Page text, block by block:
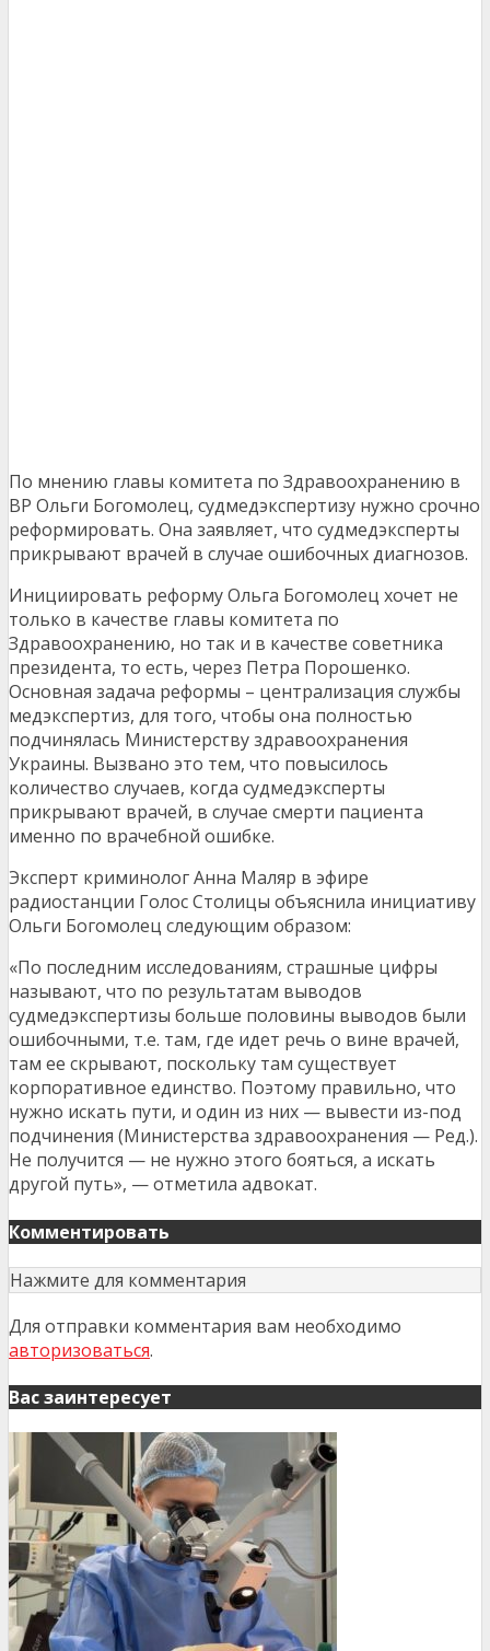
По мнению главы комитета по Здравоохранению в
ВР Ольги Богомолец, судмедэкспертизу нужно срочно
реформировать. Она заявляет, что судмедэксперты
прикрывают врачей в случае ошибочных диагнозов.
Инициировать реформу Ольга Богомолец хочет не
только в качестве главы комитета по
Здравоохранению, но так и в качестве советника
президента, то есть, через Петра Порошенко.
Основная задача реформы – централизация службы
медэкспертиз, для того, чтобы она полностью
подчинялась Министерству здравоохранения
Украины. Вызвано это тем, что повысилось
количество случаев, когда судмедэксперты
прикрывают врачей, в случае смерти пациента
именно по врачебной ошибке.
Эксперт криминолог Анна Маляр в эфире
радиостанции Голос Столицы объяснила инициативу
Ольги Богомолец следующим образом:
«По последним исследованиям, страшные цифры
называют, что по результатам выводов
судмедэкспертизы больше половины выводов были
ошибочными, т.е. там, где идет речь о вине врачей,
там ее скрывают, поскольку там существует
корпоративное единство. Поэтому правильно, что
нужно искать пути, и один из них — вывести из-под
подчинения (Министерства здравоохранения — Ред.).
Не получится — не нужно этого бояться, а искать
другой путь», — отметила адвокат.
Комментировать
Нажмите для комментария
Для отправки комментария вам необходимо
авторизоваться.
Вас заинтересует